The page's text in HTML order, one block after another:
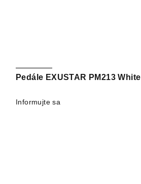
Pedále EXUSTAR PM213 White
Informujte sa